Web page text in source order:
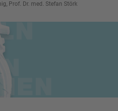
Prof. Dr. med. Stefan Störk